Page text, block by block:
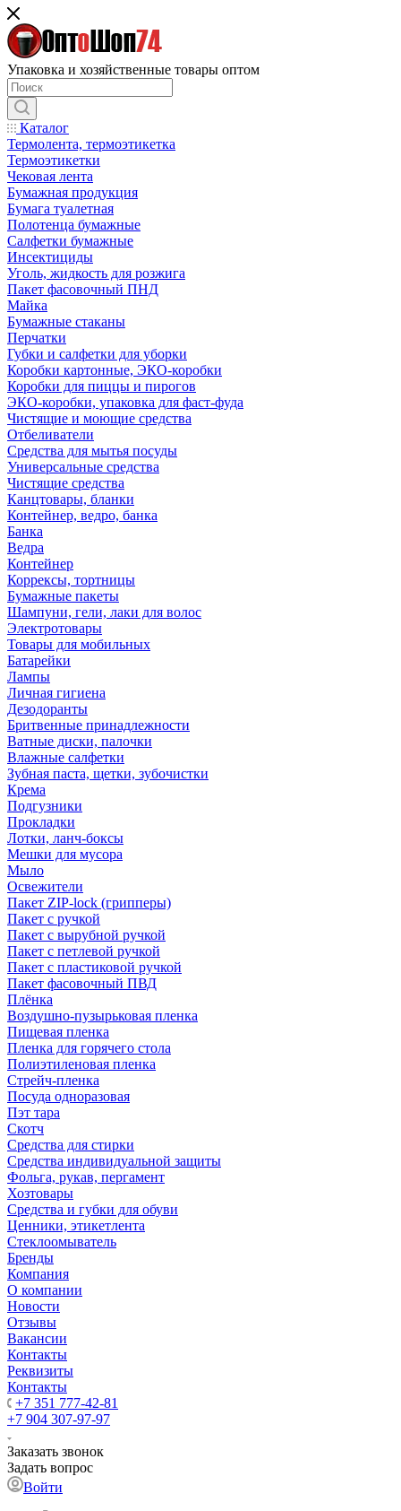
Упаковка и хозяйственные товары оптом
Каталог
Термолента, термоэтикетка
Термоэтикетки
Чековая лента
Бумажная продукция
Бумага туалетная
Полотенца бумажные
Салфетки бумажные
Инсектициды
Уголь, жидкость для розжига
Пакет фасовочный ПНД
Майка
Бумажные стаканы
Перчатки
Губки и салфетки для уборки
Коробки картонные, ЭКО-коробки
Коробки для пиццы и пирогов
ЭКО-коробки, упаковка для фаст-фуда
Чистящие и моющие средства
Отбеливатели
Средства для мытья посуды
Универсальные средства
Чистящие средства
Канцтовары, бланки
Контейнер, ведро, банка
Банка
Ведра
Контейнер
Коррексы, тортницы
Бумажные пакеты
Шампуни, гели, лаки для волос
Электротовары
Товары для мобильных
Батарейки
Лампы
Личная гигиена
Дезодоранты
Бритвенные принадлежности
Ватные диски, палочки
Влажные салфетки
Зубная паста, щетки, зубочистки
Крема
Подгузники
Прокладки
Лотки, ланч-боксы
Мешки для мусора
Мыло
Освежители
Пакет ZIP-lock (грипперы)
Пакет с ручкой
Пакет с вырубной ручкой
Пакет с петлевой ручкой
Пакет с пластиковой ручкой
Пакет фасовочный ПВД
Плёнка
Воздушно-пузырьковая пленка
Пищевая пленка
Пленка для горячего стола
Полиэтиленовая пленка
Стрейч-пленка
Посуда одноразовая
Пэт тара
Скотч
Средства для стирки
Средства индивидуальной защиты
Фольга, рукав, пергамент
Хозтовары
Средства и губки для обуви
Ценники, этикетлента
Стеклоомыватель
Бренды
Компания
О компании
Новости
Отзывы
Вакансии
Контакты
Реквизиты
Контакты
+7 351 777-42-81
+7 904 307-97-97
Заказать звонок
Задать вопрос
Войти